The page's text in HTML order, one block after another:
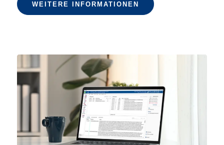
WEITERE INFORMATIONEN